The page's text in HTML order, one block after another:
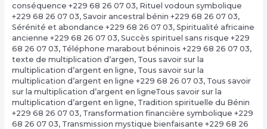
conséquence +229 68 26 07 03, Rituel vodoun symbolique
+229 68 26 07 03, Savoir ancestral bénin +229 68 26 07 03,
Sérénité et abondance +229 68 26 07 03, Spiritualité africaine
ancienne +229 68 26 07 03, Succès spirituel sans risque +229
68 26 07 03, Téléphone marabout béninois +229 68 26 07 03,
texte de multiplication d’argen, Tous savoir sur la
multiplication d’argent en ligne, Tous savoir sur la
multiplication d’argent en ligne +229 68 26 07 03, Tous savoir
sur la multiplication d’argent en ligneTous savoir sur la
multiplication d’argent en ligne, Tradition spirituelle du Bénin
+229 68 26 07 03, Transformation financière symbolique +229
68 26 07 03, Transmission mystique bienfaisante +229 68 26